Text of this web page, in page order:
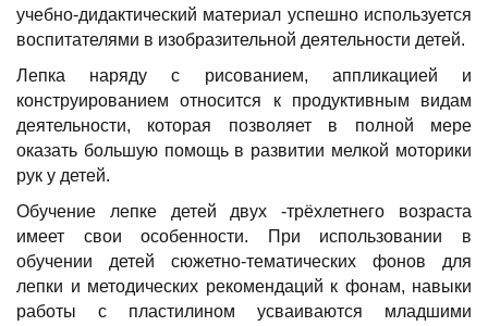
учебно-дидактический материал успешно используется
воспитателями в изобразительной деятельности детей.
Лепка наряду с рисованием, аппликацией и
конструированием относится к продуктивным видам
деятельности, которая позволяет в полной мере
оказать большую помощь в развитии мелкой моторики
рук у детей.
Обучение лепке детей двух -трёхлетнего возраста
имеет свои особенности. При использовании в
обучении детей сюжетно-тематических фонов для
лепки и методических рекомендаций к фонам, навыки
работы с пластилином усваиваются младшими